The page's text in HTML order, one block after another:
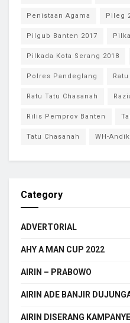
Penistaan Agama Pileg
Pilgub Banten 2017
Pilkada Kota Serang 2018
Polres Pandeglang
Ratu Tatu Chasanah
Rilis Pemprov Banten
Tatu Chasanah WH-
Category
ADVERTORIAL
AHY A MAN CUP 2022
AIRIN – PRABOWO
AIRIN ADE BANJIR
AIRIN DISERANG